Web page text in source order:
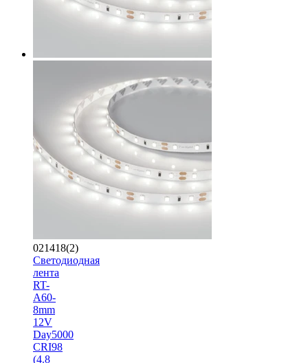
021418(2)
Светодиодная
лента
RT-
A60-
8mm
12V
Day5000
CRI98
(4.8